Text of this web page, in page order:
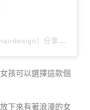
）分享的貼文
孩可以選擇這款個
下來有著浪漫的女